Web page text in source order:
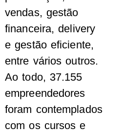
vendas, gestão
financeira, delivery
e gestão eficiente,
entre vários outros.
Ao todo, 37.155
empreendedores
foram contemplados
com os cursos e